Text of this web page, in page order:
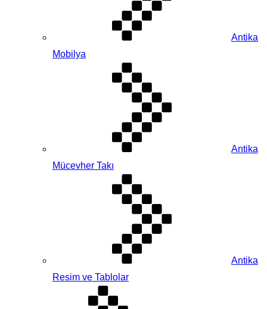
Antika
Mobilya
Antika
Mücevher Takı
Antika
Resim ve Tablolar